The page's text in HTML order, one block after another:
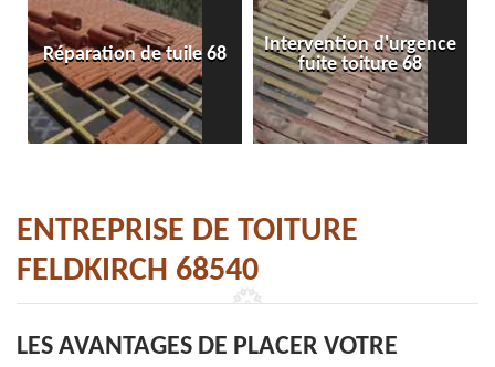
Réparation de tuile 68
Intervention d'urgence
fuite toiture 68
ENTREPRISE DE TOITURE
FELDKIRCH 68540
LES AVANTAGES DE PLACER VOTRE